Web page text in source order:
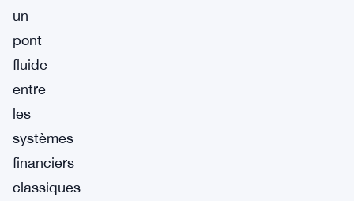
un
pont
fluide
entre
les
systèmes
financiers
classiques